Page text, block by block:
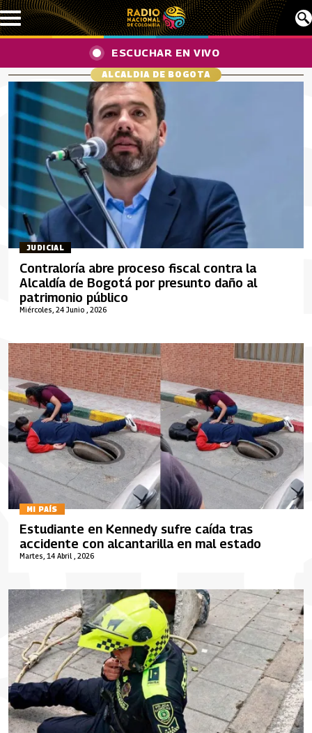
Pasar al contenido principal
ESCUCHAR EN VIVO
ALCALDIA DE BOGOTA
JUDICIAL
Miércoles, 24 Junio , 2026
Contraloría abre proceso fiscal contra la
Alcaldía de Bogotá por presunto daño al
patrimonio público
MI PAÍS
Martes, 14 Abril , 2026
Estudiante en Kennedy sufre caída tras
accidente con alcantarilla en mal estado